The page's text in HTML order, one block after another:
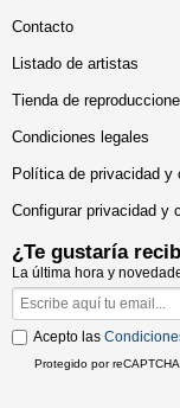
Contacto
Listado de artistas
Tienda de
Condiciones legales
Política de privacidad y
Configurar privacidad y
¿Te gustaría
La última hora y
Acepto las
Protegido por reCAPTCHA